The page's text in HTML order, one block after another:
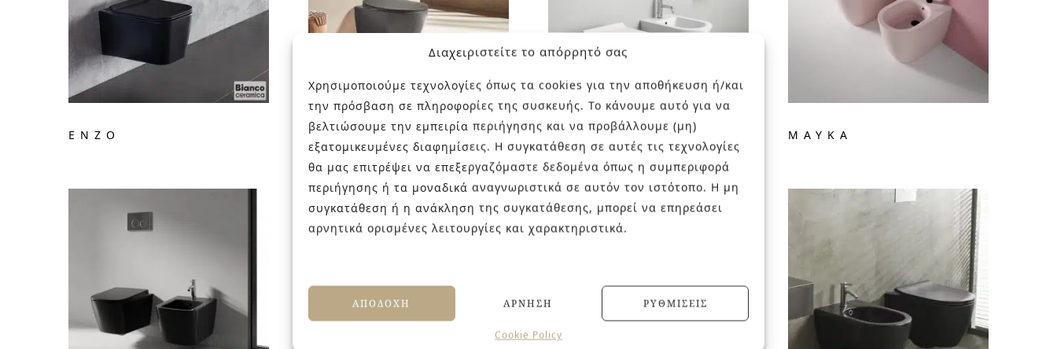
Διαχειριστείτε το απόρρητό σας
Χρησιμοποιούμε τεχνολογίες όπως τα cookies για την αποθήκευση ή/και
την πρόσβαση σε πληροφορίες της συσκευής. Το κάνουμε αυτό για να
βελτιώσουμε την εμπειρία περιήγησης και να προβάλλουμε (μη)
εξατομικευμένες διαφημίσεις. Η συγκατάθεση σε αυτές τις τεχνολογίες
θα μας επιτρέψει να επεξεργαζόμαστε δεδομένα όπως η συμπεριφορά
περιήγησης ή τα μοναδικά αναγνωριστικά σε αυτόν τον ιστότοπο. Η μη
συγκατάθεση ή η ανάκληση της συγκατάθεσης, μπορεί να επηρεάσει
αρνητικά ορισμένες λειτουργίες και χαρακτηριστικά.
ΑΠΟΔΟΧΉ ΆΡΝΗΣΗ ΡΥΘΜΊΣΕΙΣ
Cookie Policy
ENZO FREE ANTHRACITE KUBE-X MAYKA